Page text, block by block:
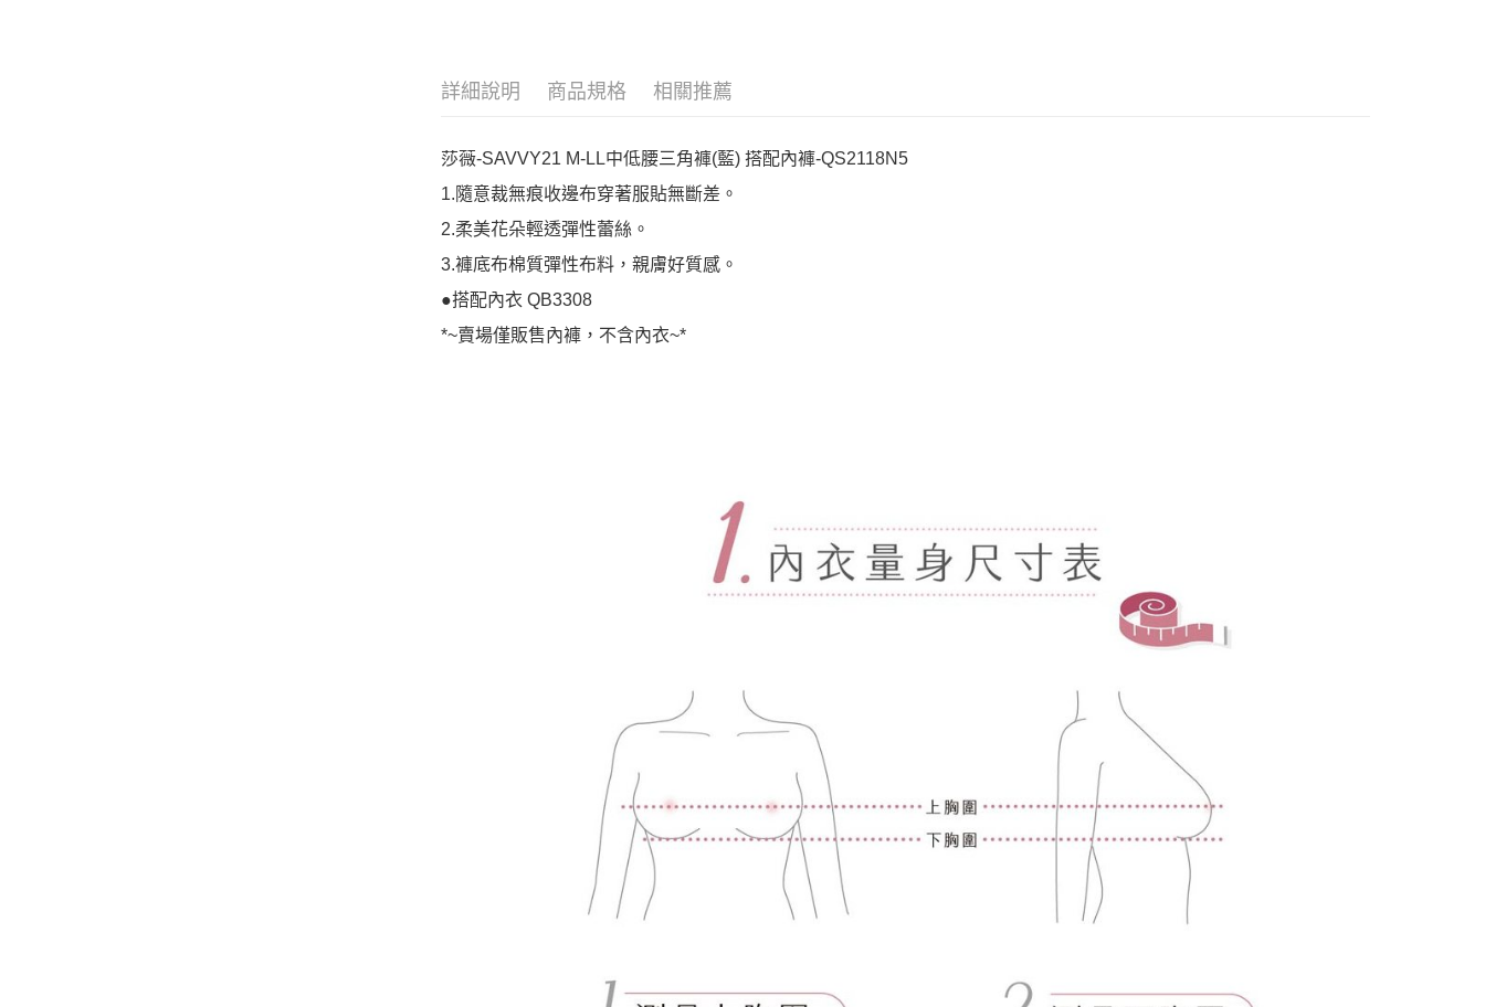
詳細說明 商品規格 相關推薦
莎薇-SAVVY21 M-LL中低腰三角褲(藍) 搭配內褲-QS2118N5
1.隨意裁無痕收邊布穿著服貼無斷差。
2.柔美花朵輕透彈性蕾絲。
3.褲底布棉質彈性布料，親膚好質感。
●搭配內衣 QB3308
*~賣場僅販售內褲，不含內衣~*